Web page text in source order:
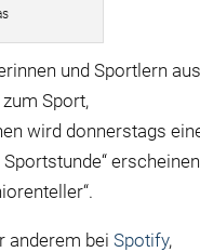
und Sportlern
Sport,
wird donnerstags
erscheinen
anderem beiSpotify,